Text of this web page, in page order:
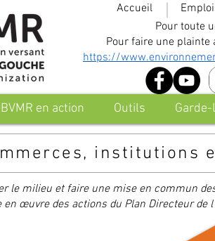
Accueil
Pour toute
Pour faire une
https://
en action Outils
institutions
le milieu et faire une mise en commun
œuvre des actions du Plan Directeur de